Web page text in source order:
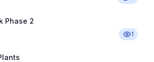
Phase 2
1